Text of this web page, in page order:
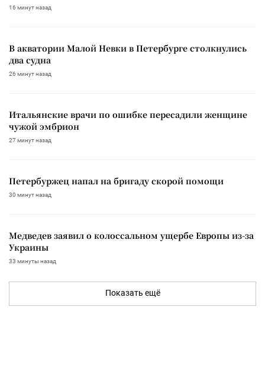
16 минут назад
В акватории Малой Невки в Петербурге столкнулись
два судна
26 минут назад
Итальянские врачи по ошибке пересадили женщине
чужой эмбрион
27 минут назад
Петербуржец напал на бригаду скорой помощи
30 минут назад
Медведев заявил о колоссальном ущербе Европы из-за
Украины
33 минуты назад
Показать ещё